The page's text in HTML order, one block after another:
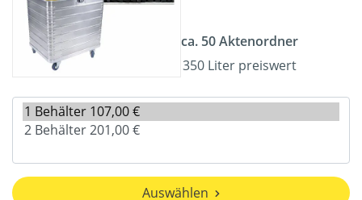
ca. 50 Aktenordner
350 Liter preiswert
Auswählen